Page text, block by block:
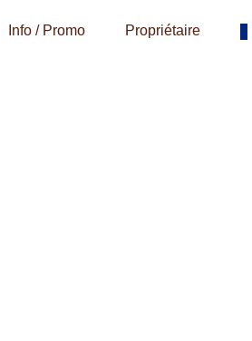
Info / Promo Propriétaire